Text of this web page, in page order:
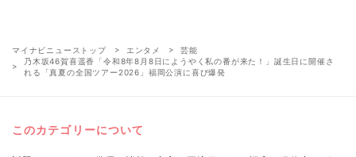
マイナビニューストップ エンタメ
芸能
乃木坂46賀喜遥香「令和8年8月8日にようやく私の番が来た！」誕生日に開催さ
れる「真夏の全国ツアー2026」福岡公演に喜び爆発
このカテゴリーについて